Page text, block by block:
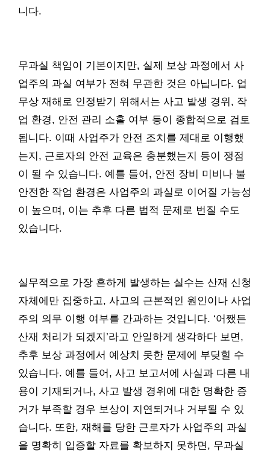
니다.
무과실 책임이 기본이지만, 실제 보상 과정에서 사
업주의 과실 여부가 전혀 무관한 것은 아닙니다. 업
무상 재해로 인정받기 위해서는 사고 발생 경위, 작
업 환경, 안전 관리 소홀 여부 등이 종합적으로 검토
됩니다. 이때 사업주가 안전 조치를 제대로 이행했
는지, 근로자의 안전 교육은 충분했는지 등이 쟁점
이 될 수 있습니다. 예를 들어, 안전 장비 미비나 불
안전한 작업 환경은 사업주의 과실로 이어질 가능성
이 높으며, 이는 추후 다른 법적 문제로 번질 수도
있습니다.
실무적으로 가장 흔하게 발생하는 실수는 산재 신청
자체에만 집중하고, 사고의 근본적인 원인이나 사업
주의 의무 이행 여부를 간과하는 것입니다. ‘어쨌든
산재 처리가 되겠지’라고 안일하게 생각하다 보면,
추후 보상 과정에서 예상치 못한 문제에 부딪힐 수
있습니다. 예를 들어, 사고 보고서에 사실과 다른 내
용이 기재되거나, 사고 발생 경위에 대한 명확한 증
거가 부족할 경우 보상이 지연되거나 거부될 수 있
습니다. 또한, 재해를 당한 근로자가 사업주의 과실
을 명확히 입증할 자료를 확보하지 못하면, 무과실